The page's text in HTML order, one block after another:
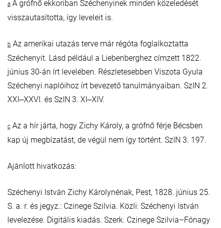
a A grófnő ekkoriban Széchenyinek minden közeledését
visszautasította, így leveleit is.
b Az amerikai utazás terve már régóta foglalkoztatta
Széchenyit. Lásd például a Liebenberghez címzett 1822.
június 30-án írt levelében. Részletesebben Viszota Gyula
Széchenyi naplóihoz írt bevezető tanulmányaiban. SzIN 2.
XXI‒XXVI. és SzIN 3. XI‒XIV.
c Az a hír járta, hogy Zichy Károly, a grófnő férje Bécsben
kap új megbízatást, de végül nem így történt. SzIN 3. 197.
Ajánlott hivatkozás:
Széchenyi István Zichy Károlynénak, Pest, 1828. június 25.
S. a. r. és jegyz.: Czinege Szilvia. Közli: Széchenyi István
levelezése. Digitális kiadás. Szerk. Czinege Szilvia–Fónagy